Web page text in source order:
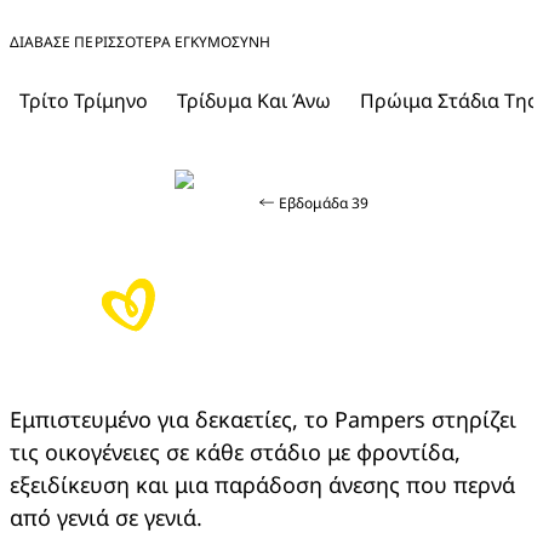
ΔΙΑΒΑΣΕ ΠΕΡΙΣΣΟΤΕΡΑ ΕΓΚΥΜΟΣΎΝΗ
Τρίτο Τρίμηνο Τρίδυμα Και Άνω Πρώιμα Στάδια
Εβδομάδα 39
Εμπιστευμένο για δεκαετίες, το Pampers στηρίζει
τις οικογένειες σε κάθε στάδιο με φροντίδα,
εξειδίκευση και μια παράδοση άνεσης που περνά
από γενιά σε γενιά.